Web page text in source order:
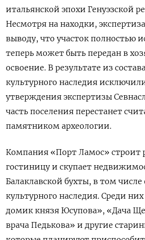
итальянской эпохи Генуэзской
Несмотря на находки,
выводу, что участок полностью
теперь может быть передан в
освоение. В результате из
культурного наследия
утверждения экспертизы
часть поселения перестанет
памятником археологии.
Компания «Порт Ламос» строит
гостиницу и скупает
Балаклавской бухты, в том
культурного наследия. Среди
домик князя Юсупова», «Дача
врача Педькова» и другие